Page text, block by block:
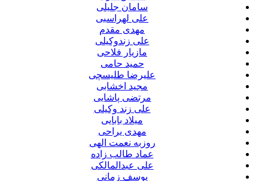
سامان جلیلی
علی لهراسبی
مهدی مقدم
علی زندوکیلی
مازیار فلاحی
حمید حامی
علیرضا طلیسچی
مجید اخشابی
مرتضی پاشایی
علی زند وکیلی
میلاد بابایی
مهدی یراحی
روزبه نعمت الهی
عماد طالب زاده
علی عبدالمالکی
یوسف زمانی